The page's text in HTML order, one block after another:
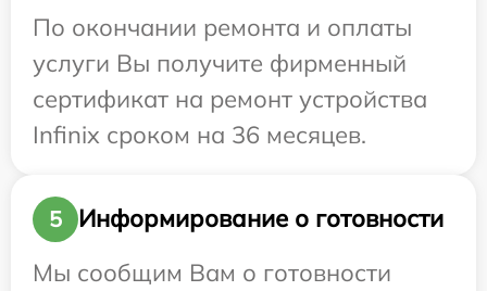
По окончании ремонта и оплаты
услуги Вы получите фирменный
сертификат на ремонт устройства
Infinix сроком на 36 месяцев.
5
Информирование о готовности
Мы сообщим Вам о готовности